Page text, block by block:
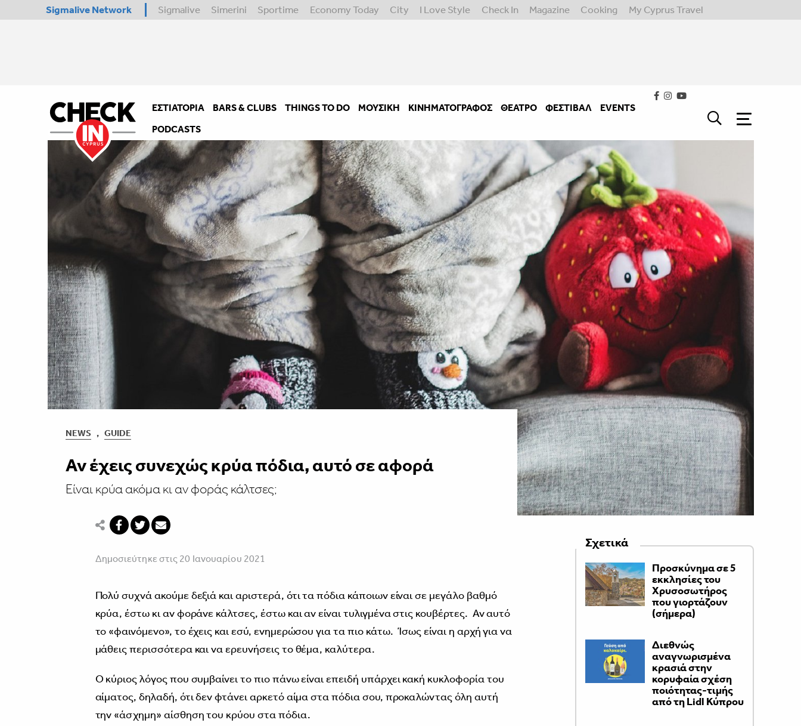
Sigmalive Network Sigmalive Simerini Sportime Economy Today City I Love Style Check In Magazine Cooking My Cyprus Travel
ΕΣΤΙΑΤΌΡΙΑ BARS & CLUBS THINGS TO DO ΜΟΥΣΙΚΉ ΚΙΝΗΜΑΤΟΓΡΆΦΟΣ ΘΈΑΤΡΟ ΦΕΣΤΙΒΑΛ
EVENTS
PODCASTS
NEWS , GUIDE
Αν έχεις συνεχώς κρύα πόδια, αυτό σε αφορά
Είναι κρύα ακόμα κι αν φοράς κάλτσες;
Δημοσιεύτηκε στις 20 Ιανουαρίου 2021
Πολύ συχνά ακούμε δεξιά και αριστερά, ότι τα πόδια κάποιων είναι σε μεγάλο βαθμό
κρύα, έστω κι αν φοράνε κάλτσες, έστω και αν είναι τυλιγμένα στις κουβέρτες. Αν αυτό
το «φαινόμενο», το έχεις και εσύ, ενημερώσου για τα πιο κάτω. Ίσως είναι η αρχή για να
μάθεις περισσότερα και να ερευνήσεις το θέμα, καλύτερα.
Ο κύριος λόγος που συμβαίνει το πιο πάνω είναι επειδή υπάρχει κακή κυκλοφορία του
αίματος, δηλαδή, ότι δεν φτάνει αρκετό αίμα στα πόδια σου, προκαλώντας όλη αυτή
την «άσχημη» αίσθηση του κρύου στα πόδια.
Σχετικά
Προσκύνημα σε 5
εκκλησίες του
Χρυσοσωτήρος
που γιορτάζουν
(σήμερα)
Διεθνώς
αναγνωρισμένα
κρασιά στην
κορυφαία σχέση
ποιότητας-τιμής
από τη Lidl Κύπρου